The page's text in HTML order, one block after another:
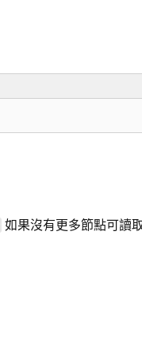
如果沒有更多節點可讀